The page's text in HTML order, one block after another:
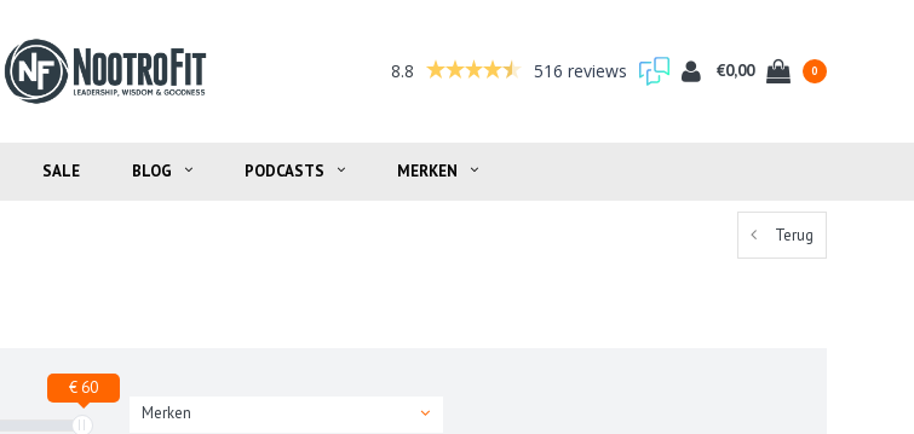
8.8 516 reviews €0,00 0
SALE BLOG PODCASTS MERKEN
Terug
€ 60
Merken